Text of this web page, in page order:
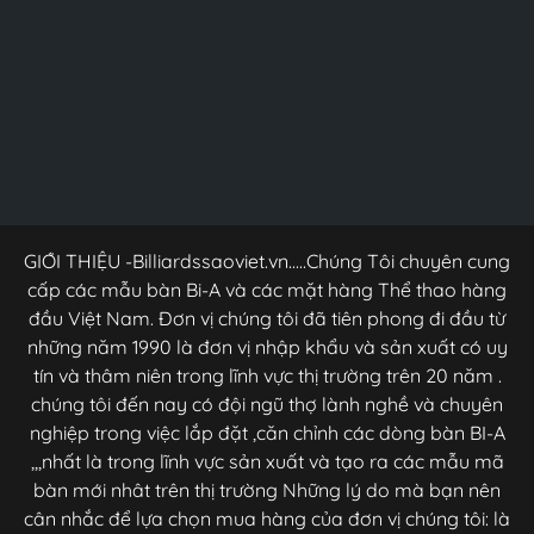
GIỚI THIỆU -Billiardssaoviet.vn.....Chúng Tôi chuyên cung
cấp các mẫu bàn Bi-A và các mặt hàng Thể thao hàng
đầu Việt Nam. Đơn vị chúng tôi đã tiên phong đi đầu từ
những năm 1990 là đơn vị nhập khẩu và sản xuất có uy
tín và thâm niên trong lĩnh vực thị trường trên 20 năm .
chúng tôi đến nay có đội ngũ thợ lành nghề và chuyên
nghiệp trong việc lắp đặt ,căn chỉnh các dòng bàn BI-A
,,,nhất là trong lĩnh vực sản xuất và tạo ra các mẫu mã
bàn mới nhât trên thị trường Những lý do mà bạn nên
cân nhắc để lựa chọn mua hàng của đơn vị chúng tôi: là